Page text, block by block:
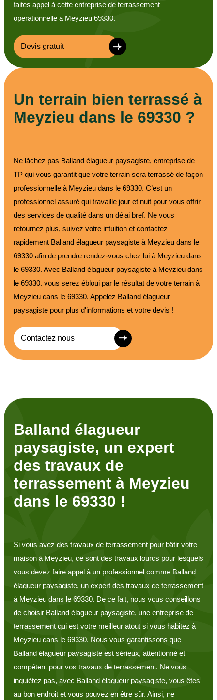
faites appel à cette entreprise de terrassement
opérationnelle à Meyzieu 69330.
Devis gratuit
Un terrain bien terrassé à
Meyzieu dans le 69330 ?
Ne lâchez pas Balland élagueur paysagiste, entreprise de
TP qui vous garantit que votre terrain sera terrassé de façon
professionnelle à Meyzieu dans le 69330. C’est un
professionnel assuré qui travaille jour et nuit pour vous offrir
des services de qualité dans un délai bref. Ne vous
retournez plus, suivez votre intuition et contactez
rapidement Balland élagueur paysagiste à Meyzieu dans le
69330 afin de prendre rendez-vous chez lui à Meyzieu dans
le 69330. Avec Balland élagueur paysagiste à Meyzieu dans
le 69330, vous serez ébloui par le résultat de votre terrain à
Meyzieu dans le 69330. Appelez Balland élagueur
paysagiste pour plus d'informations et votre devis !
Contactez nous
Balland élagueur
paysagiste, un expert
des travaux de
terrassement à Meyzieu
dans le 69330 !
Si vous avez des travaux de terrassement pour bâtir votre
maison à Meyzieu, ce sont des travaux lourds pour lesquels
vous devez faire appel à un professionnel comme Balland
élagueur paysagiste, un expert des travaux de terrassement
à Meyzieu dans le 69330. De ce fait, nous vous conseillons
de choisir Balland élagueur paysagiste, une entreprise de
terrassement qui est votre meilleur atout si vous habitez à
Meyzieu dans le 69330. Nous vous garantissons que
Balland élagueur paysagiste est sérieux, attentionné et
compétent pour vos travaux de terrassement. Ne vous
inquiétez pas, avec Balland élagueur paysagiste, vous êtes
au bon endroit et vous pouvez en être sûr. Ainsi, ne